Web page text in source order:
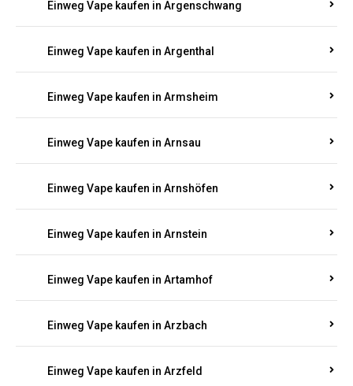
Einweg Vape kaufen in Argenschwang
Einweg Vape kaufen in Argenthal
Einweg Vape kaufen in Armsheim
Einweg Vape kaufen in Arnsau
Einweg Vape kaufen in Arnshöfen
Einweg Vape kaufen in Arnstein
Einweg Vape kaufen in Artamhof
Einweg Vape kaufen in Arzbach
Einweg Vape kaufen in Arzfeld